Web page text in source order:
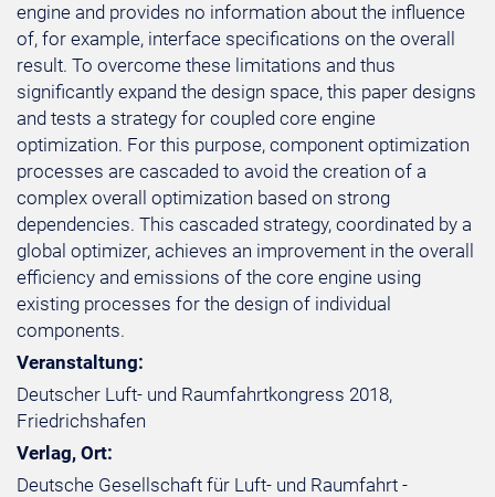
engine and provides no information about the influence
of, for example, interface specifications on the overall
result. To overcome these limitations and thus
significantly expand the design space, this paper designs
and tests a strategy for coupled core engine
optimization. For this purpose, component optimization
processes are cascaded to avoid the creation of a
complex overall optimization based on strong
dependencies. This cascaded strategy, coordinated by a
global optimizer, achieves an improvement in the overall
efficiency and emissions of the core engine using
existing processes for the design of individual
components.
Veranstaltung:
Deutscher Luft- und Raumfahrtkongress 2018,
Friedrichshafen
Verlag, Ort:
Deutsche Gesellschaft für Luft- und Raumfahrt -